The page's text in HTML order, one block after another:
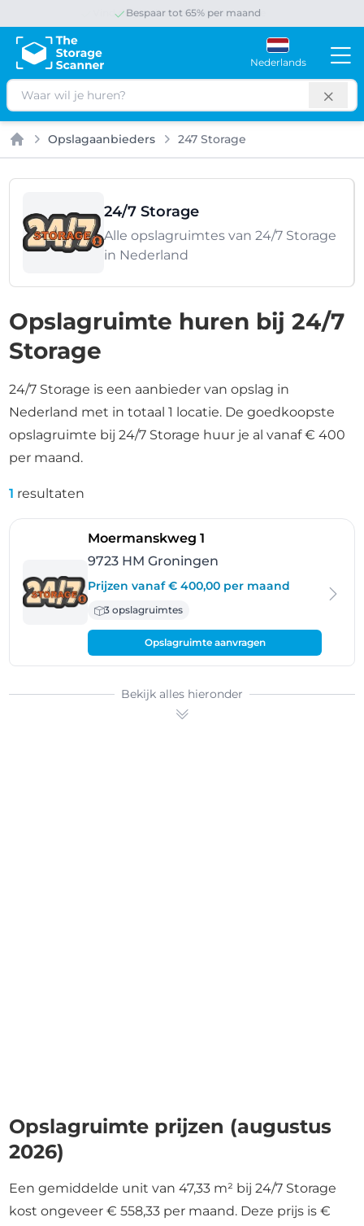
Bespaar tot 65% per maand
Nederlands
Zoeken
Home
Opslagaanbieders 247 Storage
24/7 Storage
Alle opslagruimtes van 24/7 Storage
in Nederland
Opslagruimte huren bij 24/7
Storage
24/7 Storage is een aanbieder van opslag in
Nederland met in totaal 1 locatie. De goedkoopste
opslagruimte bij 24/7 Storage huur je al vanaf € 400
per maand.
1 resultaten
Moermanskweg 1
9723 HM Groningen
Prijzen vanaf € 400,00 per maand
3 opslagruimtes
Opslagruimte aanvragen
Bekijk alles hieronder
Opslagruimte prijzen (augustus
2026)
Een gemiddelde unit van 47,33 m² bij 24/7 Storage
kost ongeveer € 558,33 per maand. Deze prijs is €